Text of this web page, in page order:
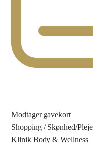
Modtager gavekort
Shopping / Skønhed/Pleje
Klinik Body & Wellness